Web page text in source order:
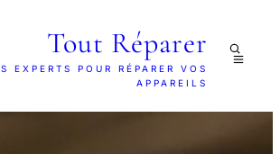
Tout Réparer
EXPERTS POUR RÉPARER VOS
APPAREILS